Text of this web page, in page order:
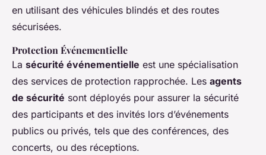
en utilisant des véhicules blindés et des routes
sécurisées.
Protection Événementielle
La sécurité événementielle est une spécialisation
des services de protection rapprochée. Les agents
de sécurité sont déployés pour assurer la sécurité
des participants et des invités lors d’événements
publics ou privés, tels que des conférences, des
concerts, ou des réceptions.